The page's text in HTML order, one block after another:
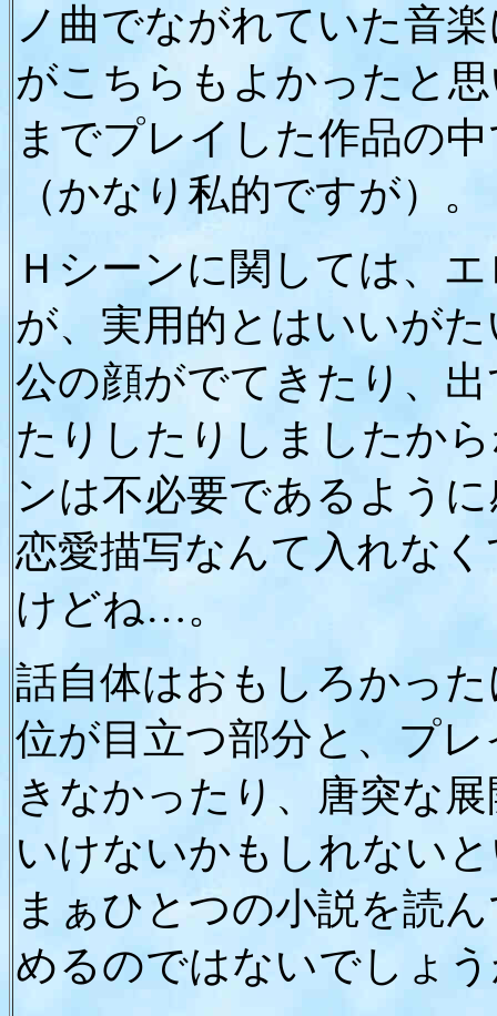
ノ曲でながれていた音
がこちらもよかったと
までプレイした作品の
（かなり私的ですが）。
Ｈシーンに関しては、
が、実用的とはいいが
公の顔がでてきたり、
たりしたりしましたか
ンは不必要であるよう
恋愛描写なんて入れな
けどね…。
話自体はおもしろかっ
位が目立つ部分と、プ
きなかったり、唐突な
いけないかもしれない
まぁひとつの小説を読
めるのではないでしょ